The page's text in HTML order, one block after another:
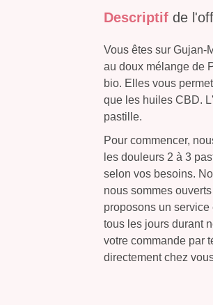
Descriptif de
Vous êtes sur Gujan-
au doux mélange de
bio. Elles vous
que les huiles CBD.
pastille.
Pour commencer,
les douleurs 2 à 3
selon vos besoins.
nous sommes
proposons un
tous les jours durant
votre commande par
directement chez